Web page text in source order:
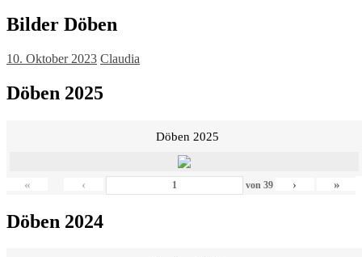
Bilder Döben
10. Oktober 2023 Claudia
Döben 2025
Döben 2025
« ‹ von 39 › »
Döben 2024